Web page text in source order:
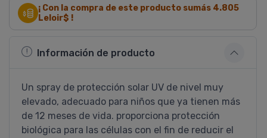
¡ Con la compra de este producto sumás 4.805
Leloir$ !
Información de producto
Un spray de protección solar UV de nivel muy
elevado, adecuado para niños que ya tienen más
de 12 meses de vida. proporciona protección
biológica para las células con el fin de reducir el